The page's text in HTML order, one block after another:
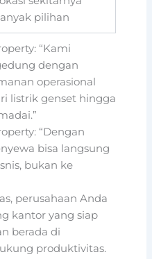
pilihan
“Kami
dengan
operasional
listrik genset hingga
“Dengan
bisa langsung
bukan ke
perusahaan Anda
kantor yang siap
berada di
produktivitas.